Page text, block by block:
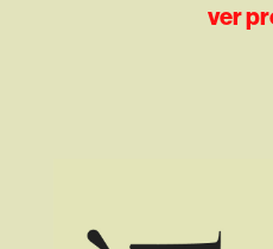
ver